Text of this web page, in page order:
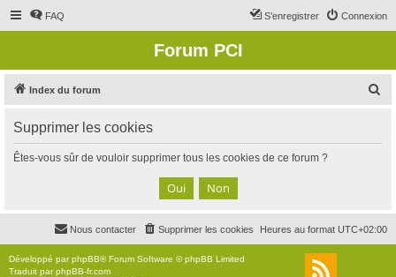
FAQ Connexion
S’enregistrer
Forum PCI
Index du forum
c
Supprimer les cookies
Êtes-vous sûr de vouloir supprimer tous les cookies de ce forum ?
Heures au format UTC+02:00
Supprimer les cookies
Nous contacter
Développé parphpBB® Forum Software © phpBB Limited
Traduit parphpBB-fr.com